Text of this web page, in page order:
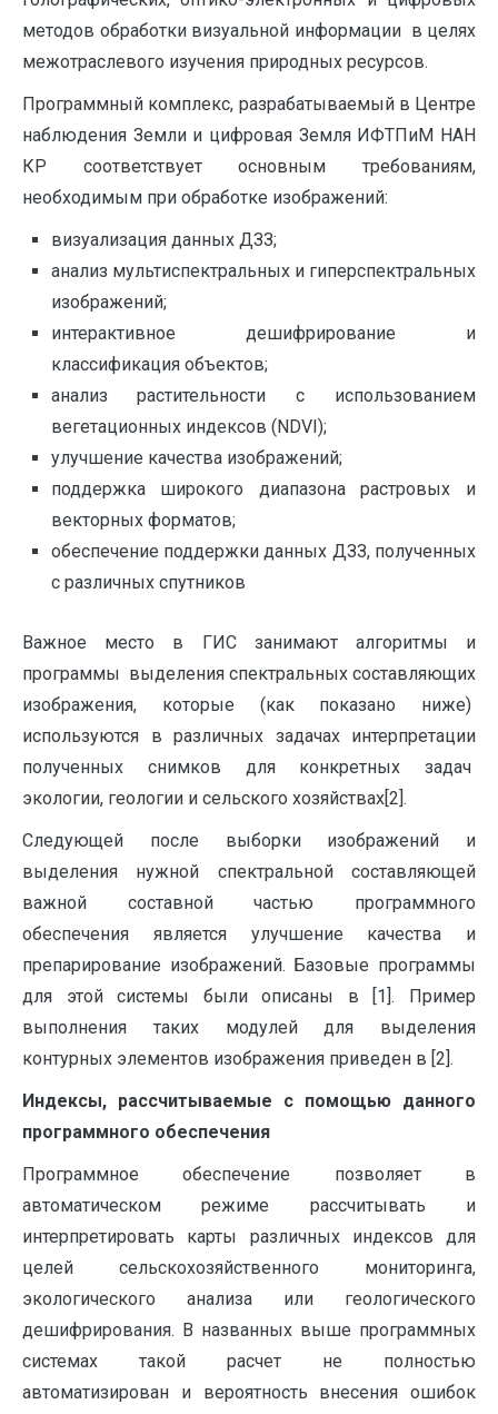
методов обработки визуальной информации в целях
межотраслевого изучения природных ресурсов.
Программный комплекс, разрабатываемый в Центре
наблюдения Земли и цифровая Земля ИФТПиМ НАН
КР соответствует основным требованиям,
необходимым при обработке изображений:
визуализация данных ДЗЗ;
анализ мультиспектральных и гиперспектральных
изображений;
интерактивное дешифрирование и
классификация объектов;
анализ растительности с использованием
вегетационных индексов (NDVI);
улучшение качества изображений;
поддержка широкого диапазона растровых и
векторных форматов;
обеспечение поддержки данных ДЗЗ, полученных
с различных спутников
Важное место в ГИС занимают алгоритмы и
программы выделения спектральных составляющих
изображения, которые (как показано ниже)
используются в различных задачах интерпретации
полученных снимков для конкретных задач
экологии, геологии и сельского хозяйствах[2].
Следующей после выборки изображений и
выделения нужной спектральной составляющей
важной составной частью программного
обеспечения является улучшение качества и
препарирование изображений. Базовые программы
для этой системы были описаны в [1]. Пример
выполнения таких модулей для выделения
контурных элементов изображения приведен в [2].
Индексы, рассчитываемые с помощью данного
программного обеспечения
Программное обеспечение позволяет в
автоматическом режиме рассчитывать и
интерпретировать карты различных индексов для
целей сельскохозяйственного мониторинга,
экологического анализа или геологического
дешифрирования. В названных выше программных
системах такой расчет не полностью
автоматизирован и вероятность внесения ошибок